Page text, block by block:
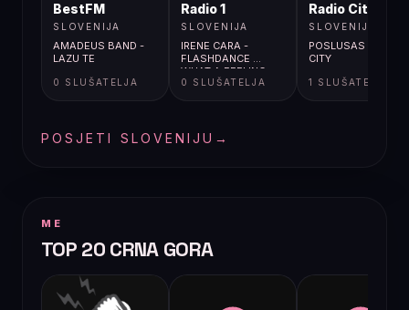
BestFM
SLOVENIJA
AMADEUS BAND -
LAZU TE
0 SLUŠATELJA
Radio 1
SLOVENIJA
IRENE CARA -
FLASHDANCE ...
WHAT A FEELING
0 SLUŠATELJA
Radio City
SLOVENIJA
POSLUSAS RADIO
CITY
1 SLUŠATELJA
POSJETI SLOVENIJU →
ME
TOP 20 CRNA GORA